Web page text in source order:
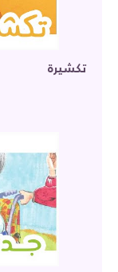
تكشيرة